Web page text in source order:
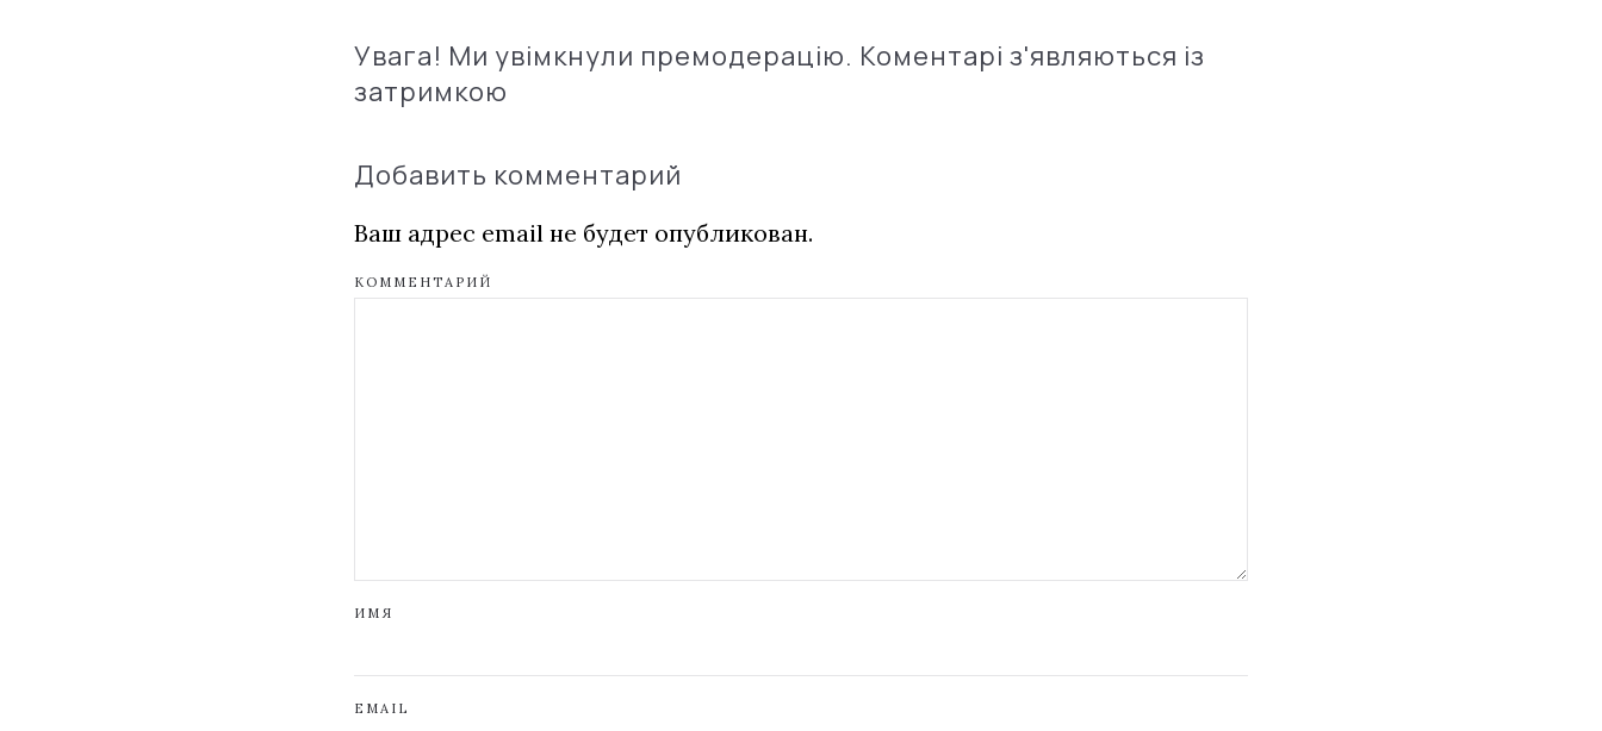
Увага! Ми увімкнули премодерацію. Коментарі з'являються із
затримкою
Добавить комментарий
Ваш адрес email не будет опубликован.
КОММЕНТАРИЙ
ИМЯ
EMAIL